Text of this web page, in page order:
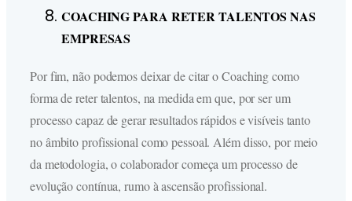
COACHING PARA RETER TALENTOS NAS
EMPRESAS
Por fim, não podemos deixar de citar o Coaching como
forma de reter talentos, na medida em que, por ser um
processo capaz de gerar resultados rápidos e visíveis tanto
no âmbito profissional como pessoal. Além disso, por meio
da metodologia, o colaborador começa um processo de
evolução contínua, rumo à ascensão profissional.